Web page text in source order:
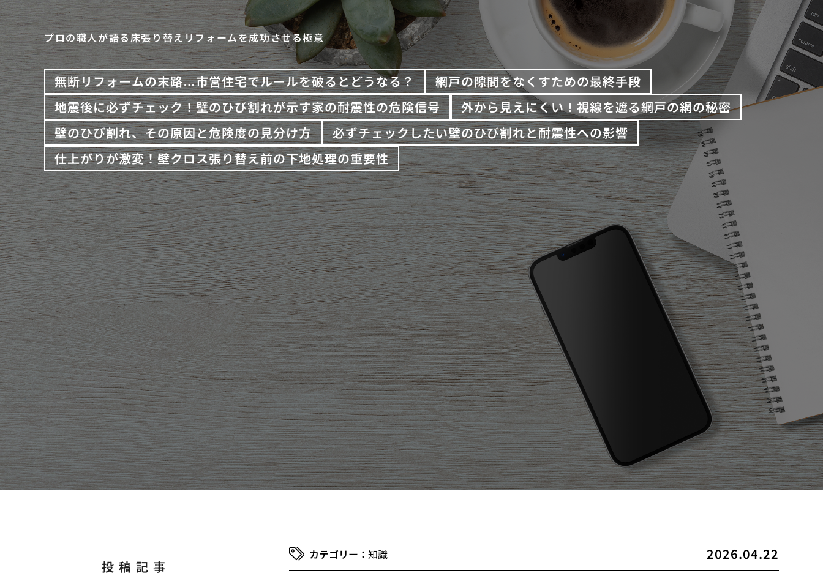
プロの職人が語る床張り替えリフォームを成功させる極意
無断リフォームの末路…市営住宅でルールを破るとどうなる？
網戸の隙間をなくすための最終手段
地震後に必ずチェック！壁のひび割れが示す家の耐震性の危険信号
外から見えにくい！視線を遮る網戸の網の秘密
壁のひび割れ、その原因と危険度の見分け方
必ずチェックしたい壁のひび割れと耐震性への影響
仕上がりが激変！壁クロス張り替え前の下地処理の重要性
2026.04.22
知識
投稿記事